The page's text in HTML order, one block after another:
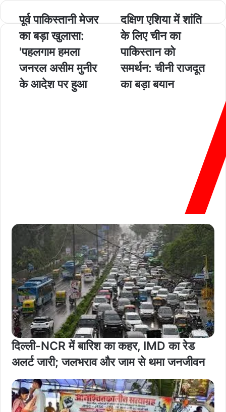
पूर्व पाकिस्तानी मेजर
का बड़ा खुलासा:
'पहलगाम हमला
जनरल असीम मुनीर
के आदेश पर हुआ
दक्षिण एशिया में शांति
के लिए चीन का
पाकिस्तान को
समर्थन: चीनी राजदूत
का बड़ा बयान
दिल्ली-NCR में बारिश का कहर, IMD का रेड
अलर्ट जारी; जलभराव और जाम से थमा जनजीवन